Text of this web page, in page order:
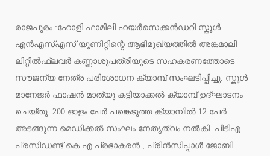
രാജപുരം :ഹോളി ഫാമിലി ഹയർസെക്കൻഡറി സ്കൂൾ
എൻഎസ്എസ് യൂണിറ്റിന്റെ ആഭിമുഖ്യത്തിൽ അങ്കമാലി
ലിറ്റിൽഫ്ലവർ കണ്ണാശുപത്രിയുടെ സഹകരണത്തോടെ
സൗജന്യ നേത്ര പരിശോധന ക്യാമ്പ് സംഘടിപ്പിച്ചു. സ്കൂൾ
മാനേജർ ഫാഷൻ മാത്യു കട്ടിയാക്കൽ ക്യാമ്പ് ഉദ്ഘാടനം
ചെയ്തു. 200 ഓളം പേർ പങ്കെടുത്ത ക്യാമ്പിൽ 12 പേർ
അടങ്ങുന്ന മെഡിക്കൽ സംഘം നേതൃത്വം നൽകി. പിടിഎ
പ്രസിഡണ്ട് കെ.എ.പ്രഭാകരൻ , പ്രിൻസിപ്പാൾ ജോബി